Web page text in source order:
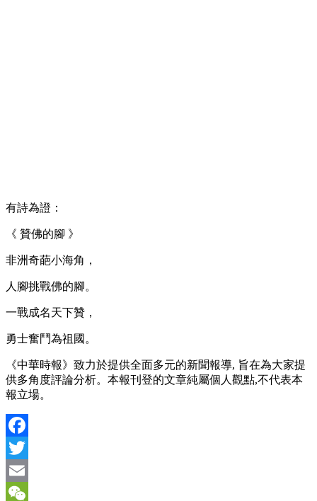
有詩為證：
《 贊佛的腳 》
非洲奇葩小海角，
人腳挑戰佛的腳。
一戰成名天下贊，
勇士奮鬥為祖國。
《中華時報》致力於提供全面多元的新聞報導, 旨在為大家提
供多角度評論分析。本報刊登的文章純屬個人觀點,不代表本
報立場。
Facebook
Twitter
Email